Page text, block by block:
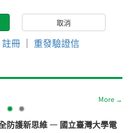
註冊 ｜ 重發驗證信
More →
防護新思維 — 國立臺灣大學電